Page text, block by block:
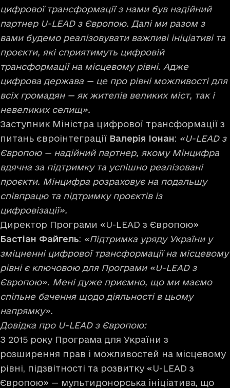
цифрової трансформації з нами був надійний
партнер U-LEAD з Європою. Далі ми разом з
вами будемо реалізовувати важливі ініціативі та
проєкти, які сприятимуть цифровій
трансформації на місцевому рівні. Адже
цифрова держава — це про рівні можливості для
всіх громадян — як жителів великих міст, так і
невеликих селищ».
Заступник Міністра цифрової трансформації з
питань євроінтеграції Валерія Іонан: «U-LEAD з
Європою — надійний партнер, якому Мінцифра
вдячна за підтримку та успішно реалізовані
проєкти. Мінцифра розраховує на подальшу
співпрацю та підтримку проєктів із
цифровізації».
Директор Програми «U-LEAD з Європою»
Бастіан Файгель: «Підтримка уряду України у
зміцненні цифрової трансформації на місцевому
рівні є ключовою для Програми «U-LEAD з
Європою». Мені дуже приємно, що ми маємо
спільне бачення щодо діяльності в цьому
напрямку».
Довідка про U-LEAD з Європою:
З 2015 року Програма для України з
розширення прав і можливостей на місцевому
рівні, підзвітності та розвитку «U-LEAD з
Європою» — мультидонорська ініціатива, що